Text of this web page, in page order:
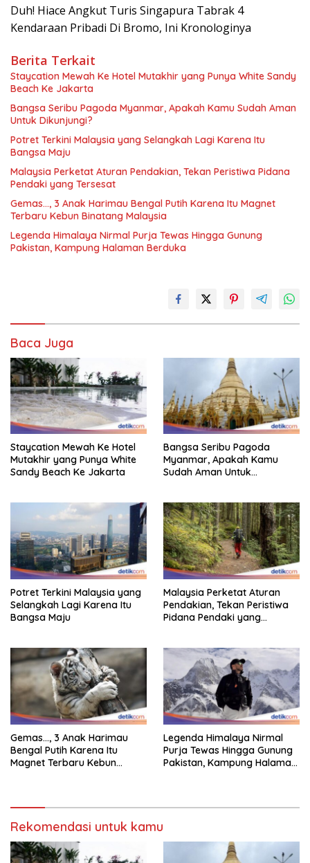
Duh! Hiace Angkut Turis Singapura Tabrak 4
Kendaraan Pribadi Di Bromo, Ini Kronologinya
Berita Terkait
Staycation Mewah Ke Hotel Mutakhir yang Punya White Sandy
Beach Ke Jakarta
Bangsa Seribu Pagoda Myanmar, Apakah Kamu Sudah Aman
Untuk Dikunjungi?
Potret Terkini Malaysia yang Selangkah Lagi Karena Itu
Bangsa Maju
Malaysia Perketat Aturan Pendakian, Tekan Peristiwa Pidana
Pendaki yang Tersesat
Gemas…, 3 Anak Harimau Bengal Putih Karena Itu Magnet
Terbaru Kebun Binatang Malaysia
Legenda Himalaya Nirmal Purja Tewas Hingga Gunung
Pakistan, Kampung Halaman Berduka
Baca Juga
Staycation Mewah Ke Hotel
Mutakhir yang Punya White
Sandy Beach Ke Jakarta
Bangsa Seribu Pagoda
Myanmar, Apakah Kamu
Sudah Aman Untuk
Potret Terkini Malaysia yang
Selangkah Lagi Karena Itu
Bangsa Maju
Malaysia Perketat Aturan
Pendakian, Tekan Peristiwa
Pidana Pendaki yang
Gemas…, 3 Anak Harimau
Bengal Putih Karena Itu
Magnet Terbaru Kebun
Legenda Himalaya Nirmal
Purja Tewas Hingga Gunung
Pakistan, Kampung Halaman
Rekomendasi untuk kamu